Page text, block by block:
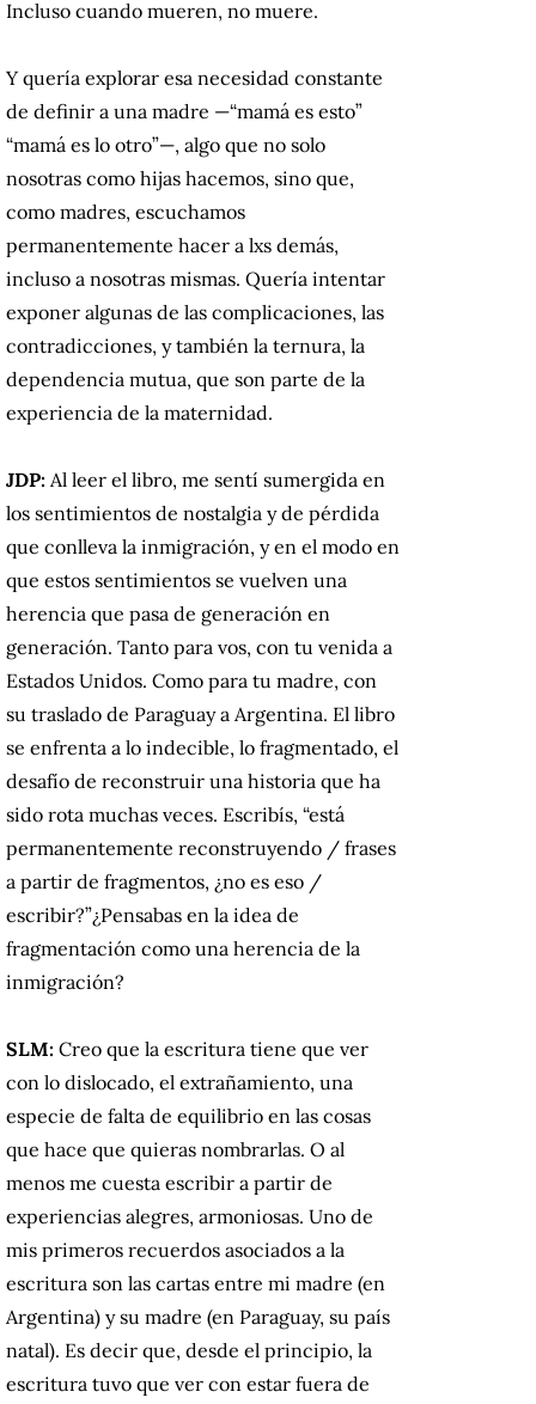
Incluso cuando mueren, no muere.
Y quería explorar esa necesidad constante
de definir a una madre —“mamá es esto”
“mamá es lo otro”—, algo que no solo
nosotras como hijas hacemos, sino que,
como madres, escuchamos
permanentemente hacer a lxs demás,
incluso a nosotras mismas. Quería intentar
exponer algunas de las complicaciones, las
contradicciones, y también la ternura, la
dependencia mutua, que son parte de la
experiencia de la maternidad.
JDP: Al leer el libro, me sentí sumergida en
los sentimientos de nostalgia y de pérdida
que conlleva la inmigración, y en el modo en
que estos sentimientos se vuelven una
herencia que pasa de generación en
generación. Tanto para vos, con tu venida a
Estados Unidos. Como para tu madre, con
su traslado de Paraguay a Argentina. El libro
se enfrenta a lo indecible, lo fragmentado, el
desafío de reconstruir una historia que ha
sido rota muchas veces. Escribís, “está
permanentemente reconstruyendo / frases
a partir de fragmentos, ¿no es eso /
escribir?”¿Pensabas en la idea de
fragmentación como una herencia de la
inmigración?
SLM: Creo que la escritura tiene que ver
con lo dislocado, el extrañamiento, una
especie de falta de equilibrio en las cosas
que hace que quieras nombrarlas. O al
menos me cuesta escribir a partir de
experiencias alegres, armoniosas. Uno de
mis primeros recuerdos asociados a la
escritura son las cartas entre mi madre (en
Argentina) y su madre (en Paraguay, su país
natal). Es decir que, desde el principio, la
escritura tuvo que ver con estar fuera de